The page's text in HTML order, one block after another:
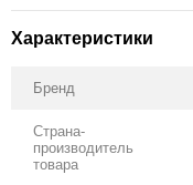
Характеристики
Бренд
Страна-
производитель
товара